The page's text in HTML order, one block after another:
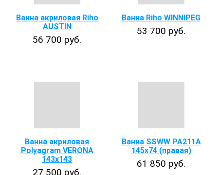
Ванна акриловая Riho
AUSTIN
56 700 руб.
Ванна Riho WINNIPEG
53 700 руб.
Ванна акриловая
Polyagram VERONA
143x143
27 500 руб.
Ванна SSWW PA211A
145х74 (правая)
61 850 руб.